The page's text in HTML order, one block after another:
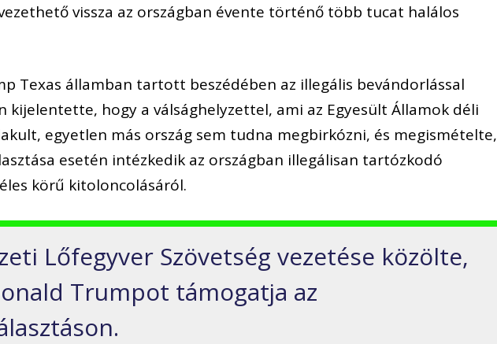
vissza az országban évente történő több tucat halálos
Texas államban tartott beszédében az illegális bevándorlással
kijelentette, hogy a válsághelyzettel, ami az Egyesült Államok déli
egyetlen más ország sem tudna megbirkózni, és megismételte,
esetén intézkedik az országban illegálisan tartózkodó
körű kitoloncolásáról.
Lőfegyver Szövetség vezetése közölte,
Trumpot támogatja az